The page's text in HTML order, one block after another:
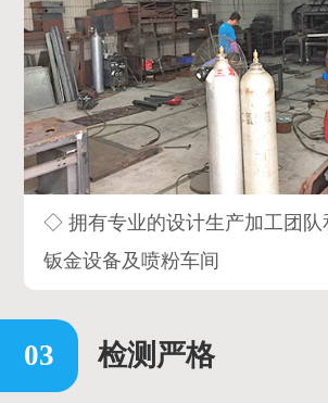
◇ 拥有专业的设计生产加工团队
钣金设备及喷粉车间
检测严格